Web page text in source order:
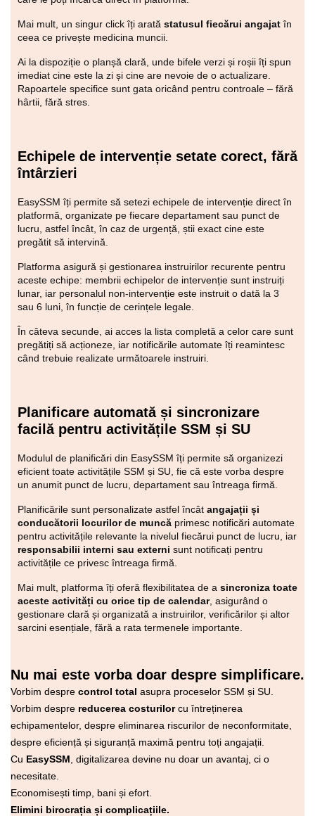
Mai mult, un singur click îți arată statusul fiecărui angajatîn
ceea ce privește medicina muncii.
Ai la dispoziție o planșă clară, unde bifele verzi și roșii îți spun
imediat cine este la zi și cine are nevoie de o actualizare.
Rapoartele specifice sunt gata oricând pentru controale – fără
hârtii, fără stres.
Echipele de intervenție setate corect, fără
întârzieri
EasySSM îți permite să setezi echipele de intervenție direct în
platformă, organizate pe fiecare departament sau punct de
lucru, astfel încât, în caz de urgență, știi exact cine este
pregătit să intervină.
Platforma asigură și gestionarea instruirilor recurente pentru
aceste echipe: membrii echipelor de intervenție sunt instruiți
lunar, iar personalul non-intervenție este instruit o dată la 3
sau 6 luni, în funcție de cerințele legale.
În câteva secunde, ai acces la lista completă a celor care sunt
pregătiți să acționeze, iar notificările automate îți reamintesc
când trebuie realizate următoarele instruiri.
Planificare automată și sincronizare
facilă pentru activitățile SSM și SU
Modulul de planificări din EasySSM îți permite să organizezi
eficient toate activitățile SSM și SU, fie că este vorba despre
un anumit punct de lucru, departament sau întreaga firmă.
Planificările sunt personalizate astfel încât angajații și
conducătorii locurilor de muncă primesc notificări automate
pentru activitățile relevante la nivelul fiecărui punct de lucru, iar
responsabilii interni sau externi sunt notificați pentru
activitățile ce privesc întreaga firmă.
Mai mult, platforma îți oferă flexibilitatea de a sincroniza toate
aceste activități cu orice tip de calendar, asigurând o
gestionare clară și organizată a instruirilor, verificărilor și altor
sarcini esențiale, fără a rata termenele importante.
Nu mai este vorba doar despre simplificare.
Vorbim despre control total asupra proceselor SSM și SU.
Vorbim despre reducerea costurilorcu întreținerea
echipamentelor, despre eliminarea riscurilor de neconformitate,
despre eficiență și siguranță maximă pentru toți angajații.
Cu EasySSM , digitalizarea devine nu doar un avantaj, ci o
necesitate.
Economisești timp, bani și efort.
Elimini birocrația și complicațiile.